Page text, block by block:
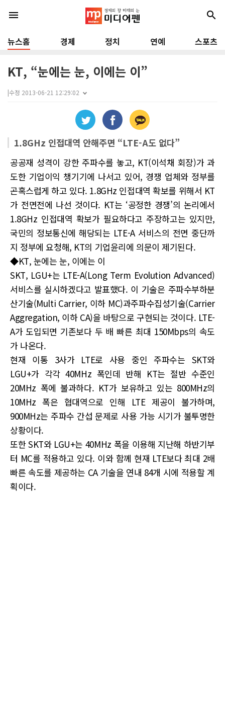
menu search
뉴스홈 경제 정치 연예 스포츠
KT, “눈에는 눈, 이에는 이”
|수정 2013-06-21 12:29:02
1.8GHz 인접대역 안해주면 “LTE-A도 없다”
공공재 성격이 강한 주파수를 놓고, KT(이석채 회장)가 과
도한 기업이익 챙기기에 나서고 있어, 경쟁 업체와 정부를
곤혹스럽게 하고 있다. 1.8GHz 인접대역 확보를 위해서 KT
가 전면전에 나선 것이다. KT는 ‘공정한 경쟁’의 논리에서
1.8GHz 인접대역 확보가 필요하다고 주장하고는 있지만,
국민의 정보통신에 해당되는 LTE-A 서비스의 전면 중단까
지 정부에 요청해, KT의 기업윤리에 의문이 제기된다.
◆KT, 눈에는 눈, 이에는 이
SKT, LGU+는 LTE-A(Long Term Evolution Advanced)
서비스를 실시하겠다고 발표했다. 이 기술은 주파수부하분
산기술(Multi Carrier, 이하 MC)과주파수집성기술(Carrier
Aggregation, 이하 CA)을 바탕으로 구현되는 것이다. LTE-
A가 도입되면 기존보다 두 배 빠른 최대 150Mbps의 속도
가 나온다.
현재 이통 3사가 LTE로 사용 중인 주파수는 SKT와
LGU+가 각각 40MHz 폭인데 반해 KT는 절반 수준인
20MHz 폭에 불과하다. KT가 보유하고 있는 800MHz의
10MHz 폭은 협대역으로 인해 LTE 제공이 불가하며,
900MHz는 주파수 간섭 문제로 사용 가능 시기가 불투명한
상황이다.
또한 SKT와 LGU+는 40MHz 폭을 이용해 지난해 하반기부
터 MC를 적용하고 있다. 이와 함께 현재 LTE보다 최대 2배
빠른 속도를 제공하는 CA 기술을 연내 84개 시에 적용할 계
획이다.